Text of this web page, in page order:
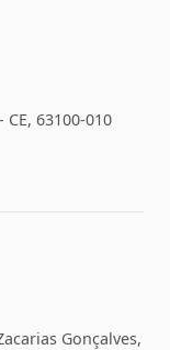
63100-010
Gonçalves,